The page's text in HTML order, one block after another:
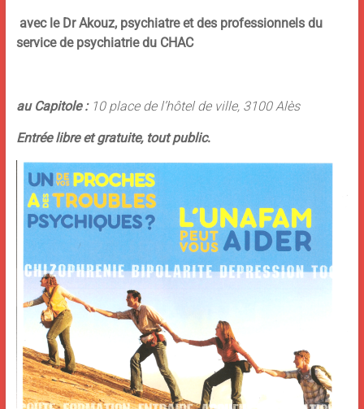
avec le Dr Akouz, psychiatre et des professionnels du
service de psychiatrie du CHAC
au Capitole : 10 place de l’hôtel de ville, 3100 Alès
Entrée libre et gratuite, tout public.